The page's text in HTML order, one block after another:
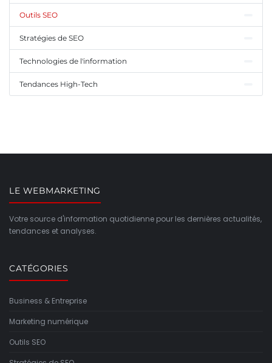
Outils SEO
Stratégies de SEO
Technologies de l'information
Tendances High-Tech
LE WEBMARKETING
Votre source d'information quotidienne pour les dernières actualités,
tendances et analyses.
CATÉGORIES
Business & Entreprise
Marketing numérique
Outils SEO